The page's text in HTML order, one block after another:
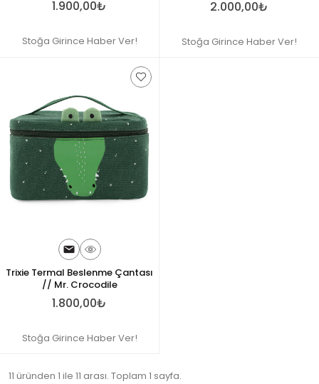
1.900,00₺
Stoğa Girince Haber Ver!
2.000,00₺
Stoğa Girince Haber Ver!
Trixie Termal Beslenme Çantası
// Mr. Crocodile
1.800,00₺
Stoğa Girince Haber Ver!
11 üründen 1 ile 11 arası. Toplam 1 sayfa.